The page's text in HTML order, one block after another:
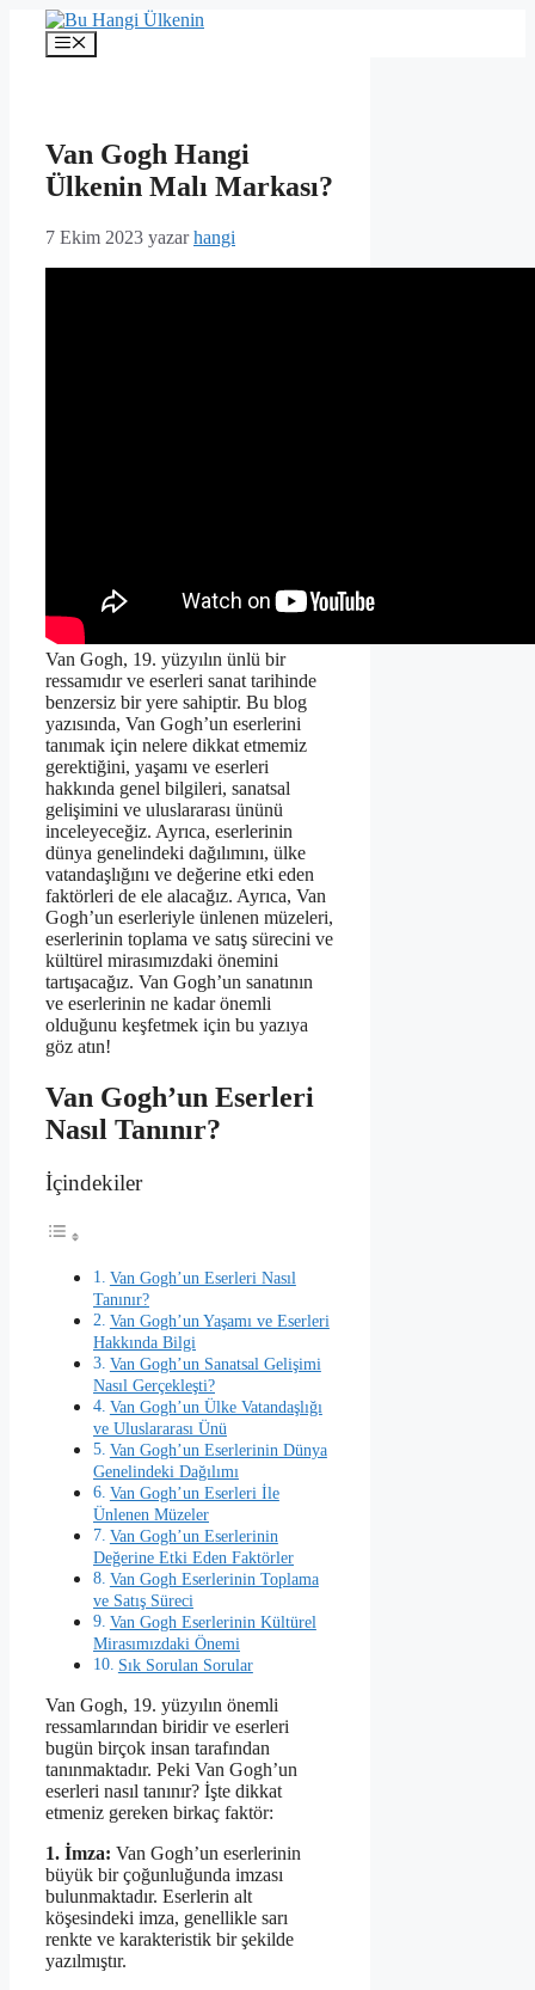
İçeriğe
Menü
Van Gogh Hangi
Ülkenin Malı Markası?
7 Ekim 2023 yazarhangi
Van Gogh, 19. yüzyılın ünlü bir
ressamıdır ve eserleri sanat tarihinde
benzersiz bir yere sahiptir. Bu blog
yazısında, Van Gogh’un eserlerini
tanımak için nelere dikkat etmemiz
gerektiğini, yaşamı ve eserleri
hakkında genel bilgileri, sanatsal
gelişimini ve uluslararası ününü
inceleyeceğiz. Ayrıca, eserlerinin
dünya genelindeki dağılımını, ülke
vatandaşlığını ve değerine etki eden
faktörleri de ele alacağız. Ayrıca, Van
Gogh’un eserleriyle ünlenen müzeleri,
eserlerinin toplama ve satış sürecini ve
kültürel mirasımızdaki önemini
tartışacağız. Van Gogh’un sanatının
ve eserlerinin ne kadar önemli
olduğunu keşfetmek için bu yazıya
göz atın!
Van Gogh’un Eserleri
Nasıl Tanınır?
İçindekiler
Van Gogh’un Eserleri Nasıl
Tanınır?
Van Gogh’un Yaşamı ve Eserleri
Hakkında Bilgi
Van Gogh’un Sanatsal Gelişimi
Nasıl Gerçekleşti?
Van Gogh’un Ülke Vatandaşlığı
ve Uluslararası Ünü
Van Gogh’un Eserlerinin Dünya
Genelindeki Dağılımı
Van Gogh’un Eserleri İle
Ünlenen Müzeler
Van Gogh’un Eserlerinin
Değerine Etki Eden Faktörler
Van Gogh Eserlerinin Toplama
ve Satış Süreci
Van Gogh Eserlerinin Kültürel
Mirasımızdaki Önemi
Sık Sorulan Sorular
Van Gogh, 19. yüzyılın önemli
ressamlarından biridir ve eserleri
bugün birçok insan tarafından
tanınmaktadır. Peki Van Gogh’un
eserleri nasıl tanınır? İşte dikkat
etmeniz gereken birkaç faktör:
1. İmza: Van Gogh’un eserlerinin
büyük bir çoğunluğunda imzası
bulunmaktadır. Eserlerin alt
köşesindeki imza, genellikle sarı
renkte ve karakteristik bir şekilde
yazılmıştır.